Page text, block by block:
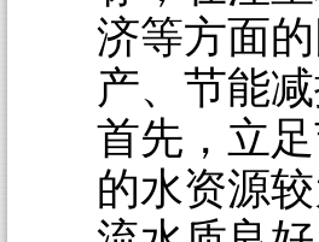
济等方面
产、节能
首先，立
的水资源